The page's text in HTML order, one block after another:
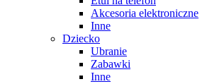
Akcesoria elektroniczne
Inne
Dziecko
Ubranie
Zabawki
Inne